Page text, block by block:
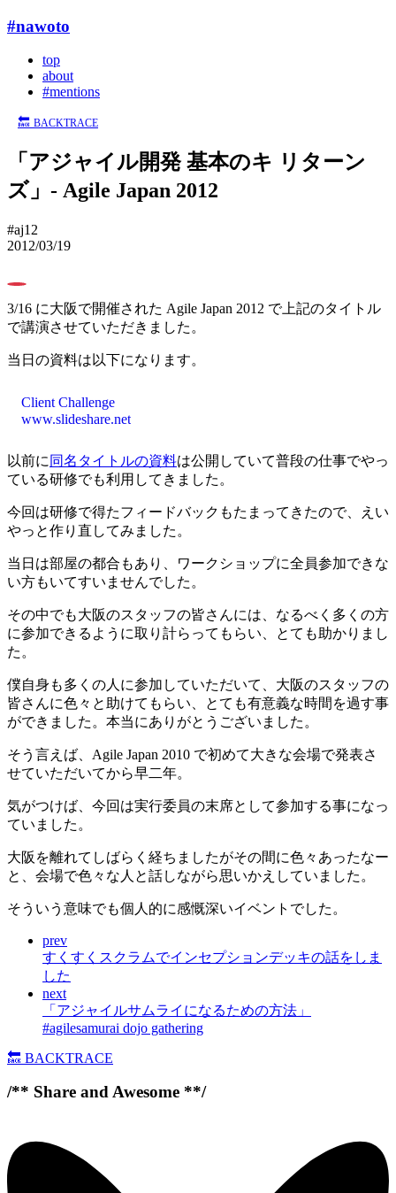
#nawoto
top
about
#mentions
🔙 BACKTRACE
「アジャイル開発 基本のキ リターン
ズ」- Agile Japan 2012
#aj12
2012/03/19
3/16 に大阪で開催された Agile Japan 2012 で上記のタイトル
で講演させていただきました。
当日の資料は以下になります。
Client Challenge
www.slideshare.net
以前に 同名タイトルの資料は公開していて普段の仕事でやっ
ている研修でも利用してきました。
今回は研修で得たフィードバックもたまってきたので、えい
やっと作り直してみました。
当日は部屋の都合もあり、ワークショップに全員参加できな
い方もいてすいませんでした。
その中でも大阪のスタッフの皆さんには、なるべく多くの方
に参加できるように取り計らってもらい、とても助かりまし
た。
僕自身も多くの人に参加していただいて、大阪のスタッフの
皆さんに色々と助けてもらい、とても有意義な時間を過す事
ができました。本当にありがとうございました。
そう言えば、Agile Japan 2010 で初めて大きな会場で発表さ
せていただいてから早二年。
気がつけば、今回は実行委員の末席として参加する事になっ
ていました。
大阪を離れてしばらく経ちましたがその間に色々あったなー
と、会場で色々な人と話しながら思いかえしていました。
そういう意味でも個人的に感慨深いイベントでした。
prev
すくすくスクラムでインセプションデッキの話をしま
した
next
「アジャイルサムライになるための方法」
#agilesamurai dojo gathering
🔙 BACKTRACE
/** Share and Awesome **/